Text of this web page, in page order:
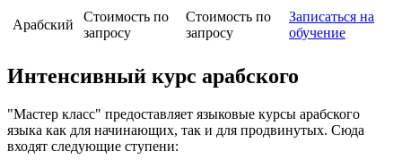
Арабский
Стоимость по
запросу
Стоимость по
запросу
Записаться на
обучение
Интенсивный курс арабского
"Мастер класс" предоставляет языковые курсы арабского
языка как для начинающих, так и для продвинутых. Сюда
входят следующие ступени: